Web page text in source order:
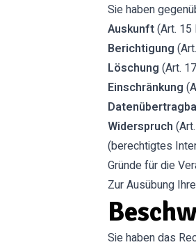
Sie haben
Auskunft(Art. 15
Berichtigung
Löschung (Art.
Einschränkung
Widerspruch
(berechtigtes
Gründe für die
Zur Ausübung
Sie haben das